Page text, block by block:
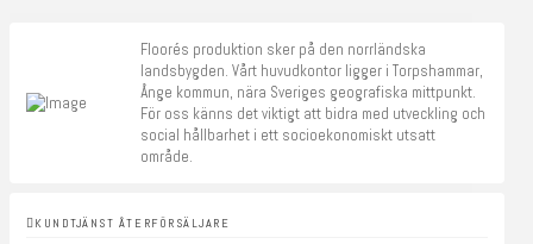
Floorés produktion sker på den norrländska
landsbygden. Vårt huvudkontor ligger i Torpshammar,
Ånge kommun, nära Sveriges geografiska mittpunkt.
För oss känns det viktigt att bidra med utveckling och
social hållbarhet i ett socioekonomiskt utsatt
område.
KUNDTJÄNST ÅTERFÖRSÄLJARE